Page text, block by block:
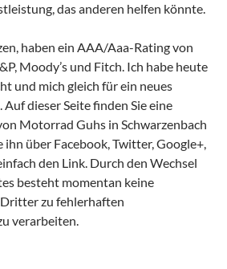
das anderen helfen könnte.
haben ein AAA/Aaa-Rating von
Moody’s und Fitch. Ich habe heute
und mich gleich für ein neues
dieser Seite finden Sie eine
Motorrad Guhs in Schwarzenbach
ihn über Facebook, Twitter, Google+,
den Link. Durch den Wechsel
besteht momentan keine
zu fehlerhaften
verarbeiten.